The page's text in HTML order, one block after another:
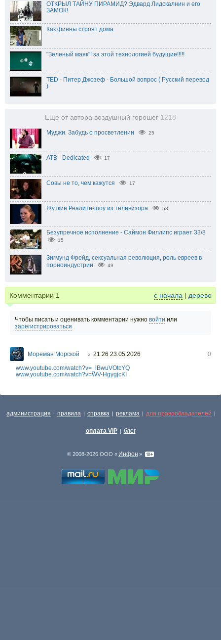
ОТКРЫЛ ТАЙНУ ПИРАМИД? Эдвард Лидскалнин и его
ЗАМОК!
Как финны строят дома
"Зеленый маяк"! за этой технологией будущие!!!!!
TED - Питер Джозеф - Большой вопрос ( Русский перевод
)
Еще от автора воздушный горошег 1218
Муджи. Забудь о просветлении 25
ATB - Dedicated 17
Совы не то, чем кажутся 17
Жуткие Реалити-шоу из телевизора 58
Безупречное исполнение - Саймон Филлипс играет 33/8
15
Зигмунд Фрейд, сексуальная революция, роль евреев в
порноиндустрии
49
Комментарии 1 с начала | дерево
Чтобы писать и оценивать комментарии нужно войти или
зарегистрироваться
Мореман Морской ○ 21:26 23.05.2026
0
www.youtube.com/watch?v=_lBwuVOtcYQ
www.youtube.com/watch?v=WV-HgygjcKI
администрация | правила | справка | реклама | для правообладателей |
оплата VIP | блог
© 2008-2026 ООО « Инфон »